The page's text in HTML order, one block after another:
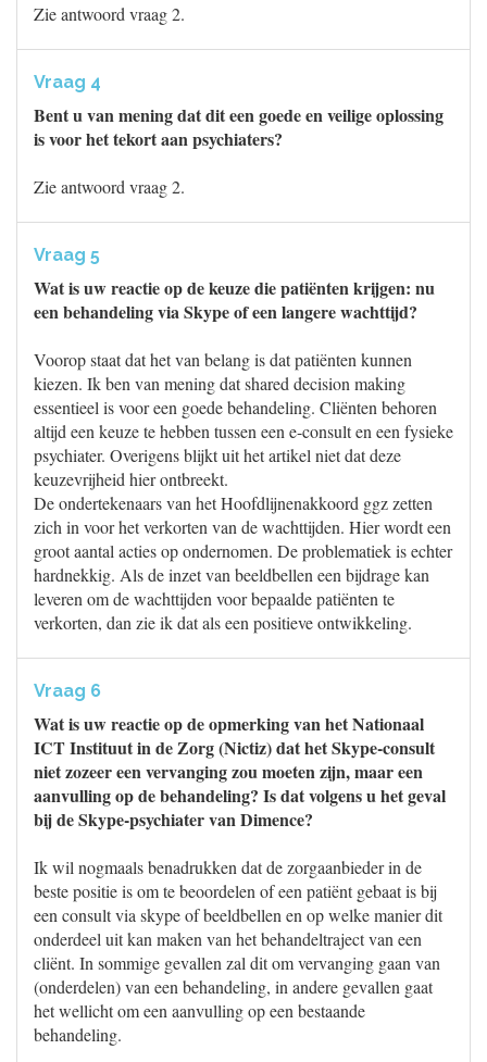
Zie antwoord vraag 2.
Vraag 4
Bent u van mening dat dit een goede en veilige oplossing
is voor het tekort aan psychiaters?
Zie antwoord vraag 2.
Vraag 5
Wat is uw reactie op de keuze die patiënten krijgen: nu
een behandeling via Skype of een langere wachttijd?
Voorop staat dat het van belang is dat patiënten kunnen
kiezen. Ik ben van mening dat shared decision making
essentieel is voor een goede behandeling. Cliënten behoren
altijd een keuze te hebben tussen een e-consult en een fysieke
psychiater. Overigens blijkt uit het artikel niet dat deze
keuzevrijheid hier ontbreekt.
De ondertekenaars van het Hoofdlijnenakkoord ggz zetten
zich in voor het verkorten van de wachttijden. Hier wordt een
groot aantal acties op ondernomen. De problematiek is echter
hardnekkig. Als de inzet van beeldbellen een bijdrage kan
leveren om de wachttijden voor bepaalde patiënten te
verkorten, dan zie ik dat als een positieve ontwikkeling.
Vraag 6
Wat is uw reactie op de opmerking van het Nationaal
ICT Instituut in de Zorg (Nictiz) dat het Skype-consult
niet zozeer een vervanging zou moeten zijn, maar een
aanvulling op de behandeling? Is dat volgens u het geval
bij de Skype-psychiater van Dimence?
Ik wil nogmaals benadrukken dat de zorgaanbieder in de
beste positie is om te beoordelen of een patiënt gebaat is bij
een consult via skype of beeldbellen en op welke manier dit
onderdeel uit kan maken van het behandeltraject van een
cliënt. In sommige gevallen zal dit om vervanging gaan van
(onderdelen) van een behandeling, in andere gevallen gaat
het wellicht om een aanvulling op een bestaande
behandeling.